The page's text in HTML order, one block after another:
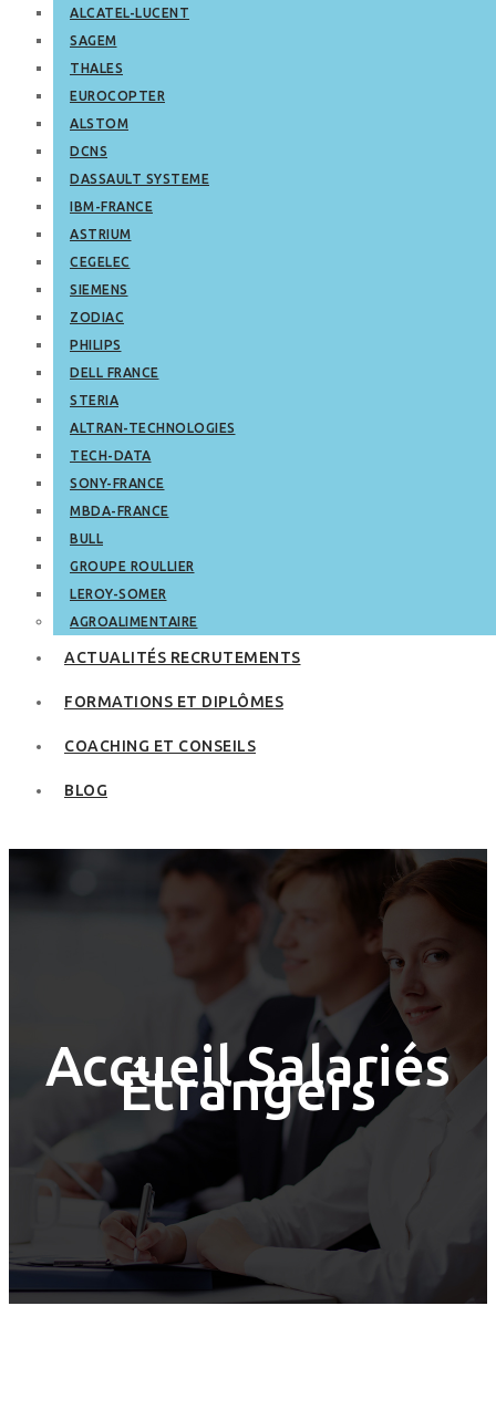
ALCATEL-LUCENT
SAGEM
THALES
EUROCOPTER
ALSTOM
DCNS
DASSAULT SYSTEME
IBM-FRANCE
ASTRIUM
CEGELEC
SIEMENS
ZODIAC
PHILIPS
DELL FRANCE
STERIA
ALTRAN-TECHNOLOGIES
TECH-DATA
SONY-FRANCE
MBDA-FRANCE
BULL
GROUPE ROULLIER
LEROY-SOMER
AGROALIMENTAIRE
ACTUALITÉS RECRUTEMENTS
FORMATIONS ET DIPLÔMES
COACHING ET CONSEILS
BLOG
Accueil Salariés
Étrangers